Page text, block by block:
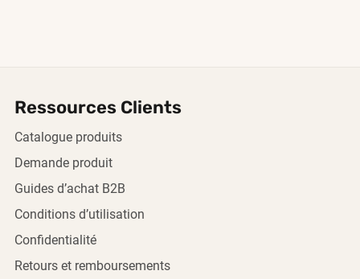
Ressources Clients
Catalogue produits
Demande produit
Guides d’achat B2B
Conditions d’utilisation
Confidentialité
Retours et remboursements